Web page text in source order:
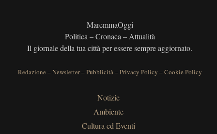
MaremmaOggi
Politica – Cronaca – Attualità
Il giornale della tua città per essere sempre aggiornato.
Redazione –Newsletter–Pubblicità–Privacy Policy –Cookie Policy
Notizie
Ambiente
Cultura ed Eventi